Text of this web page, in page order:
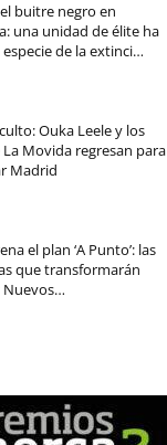
buitre negro en
una unidad de élite ha
de la extinci…
Ouka Leele y los
Movida regresan para
Madrid
el plan ‘A Punto’: las
que transformarán
Nuevos…